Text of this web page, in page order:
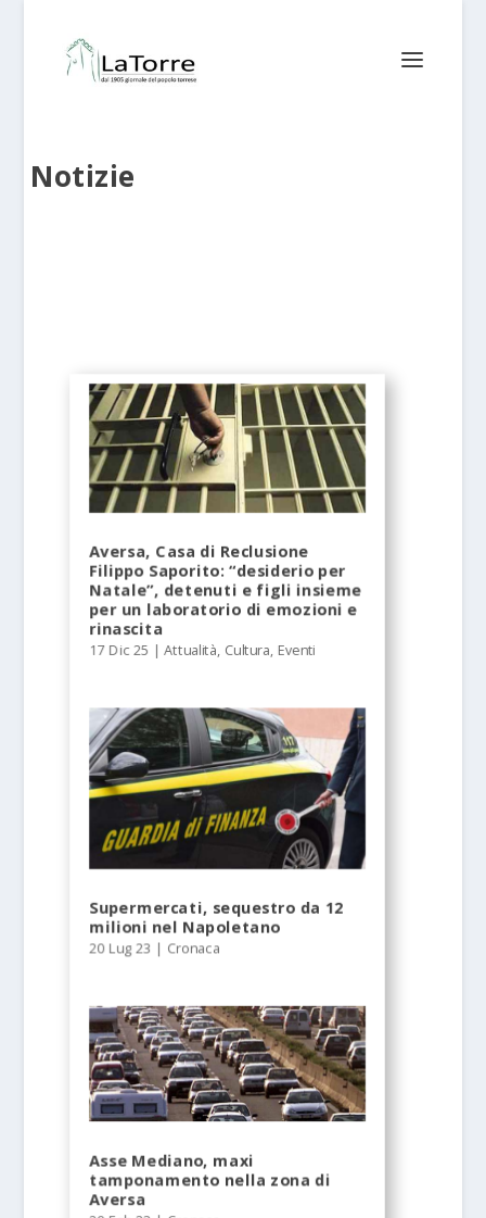
Notizie
Aversa, Casa di Reclusione
Filippo Saporito: “desiderio per
Natale”, detenuti e figli insieme
per un laboratorio di emozioni e
rinascita
17 Dic 25 |Attualità, Cultura,Eventi
Supermercati, sequestro da 12
milioni nel Napoletano
20 Lug 23 | Cronaca
Asse Mediano, maxi
tamponamento nella zona di
Aversa